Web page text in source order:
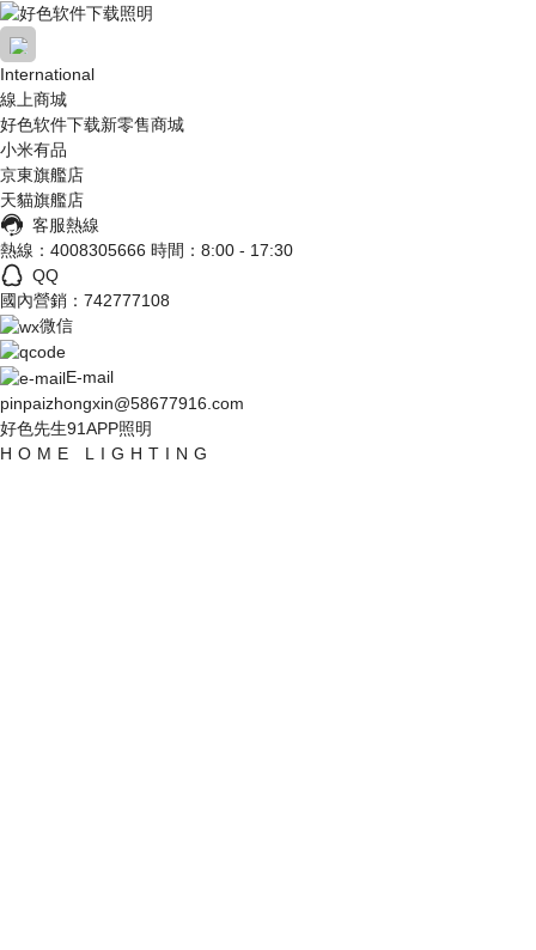
好色先生91APP照明
好色先生网站入口照明
招商加盟
服務中心
了解好色软件下载
工程中心
International
線上商城
好色软件下载新零售商城
小米有品
京東旗艦店
天貓旗艦店
客服熱線
熱線：4008305666 時間：8:00 - 17:30
QQ
國內營銷：742777108
微信
E-mail
pinpaizhongxin@58677916.com
好色先生91APP照明
HOME LIGHTING